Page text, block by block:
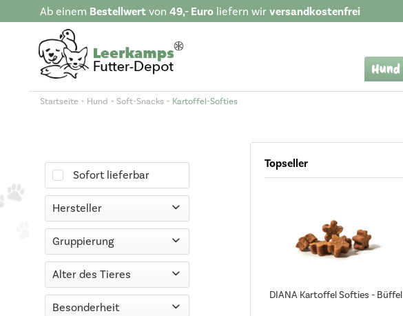
Ab einem Bestellwert von 49,- Euro liefern wir versandkostenfrei
Hund
Startseite Hund Soft-Snacks Kartoffel-Softies
Sofort lieferbar
Hersteller
DIANA
Gruppierung
Ergänzungsfuttermitttel
Alter des Tieres
Erwachsen
Besonderheit
Topseller
DIANA Kartoffel Softies - Büffel